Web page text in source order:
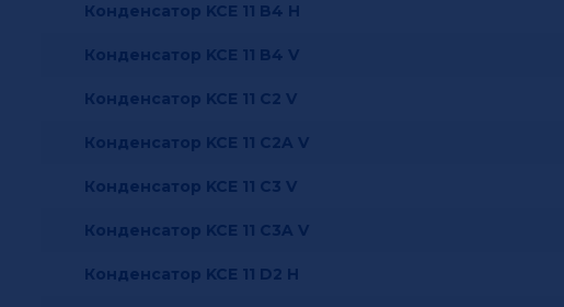
Конденсатор KCE 11 B4 H
Конденсатор KCE 11 B4 V
Конденсатор KCE 11 C2 V
Конденсатор KCE 11 C2A V
Конденсатор KCE 11 C3 V
Конденсатор KCE 11 C3A V
Конденсатор KCE 11 D2 H